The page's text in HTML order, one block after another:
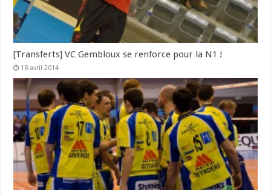
[Transferts] VC Gembloux se renforce pour la N1 !
18 avril 2014